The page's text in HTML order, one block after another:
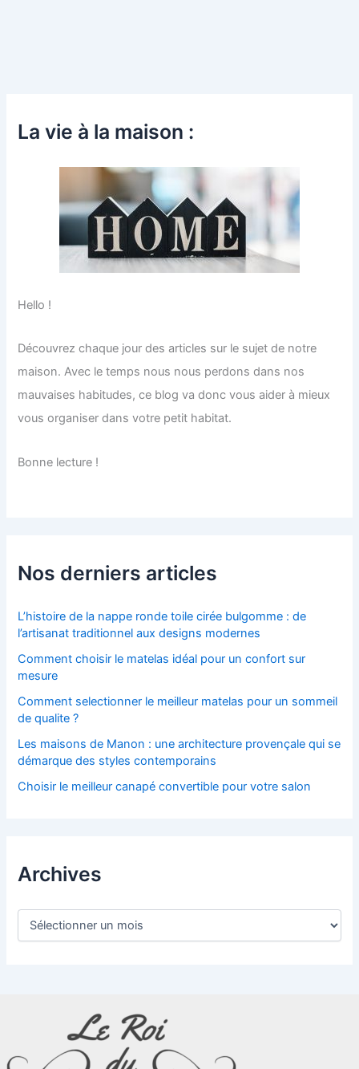
La vie à la maison :
Hello !
Découvrez chaque jour des articles sur le sujet de notre
maison. Avec le temps nous nous perdons dans nos
mauvaises habitudes, ce blog va donc vous aider à mieux
vous organiser dans votre petit habitat.
Bonne lecture !
Nos derniers articles
L’histoire de la nappe ronde toile cirée bulgomme : de
l’artisanat traditionnel aux designs modernes
Comment choisir le matelas idéal pour un confort sur
mesure
Comment selectionner le meilleur matelas pour un sommeil
de qualite ?
Les maisons de Manon : une architecture provençale qui se
démarque des styles contemporains
Choisir le meilleur canapé convertible pour votre salon
Archives
A